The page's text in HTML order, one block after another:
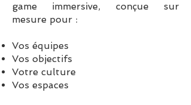
game immersive, conçue sur
mesure pour :
Vos équipes
Vos objectifs
Votre culture
Vos espaces